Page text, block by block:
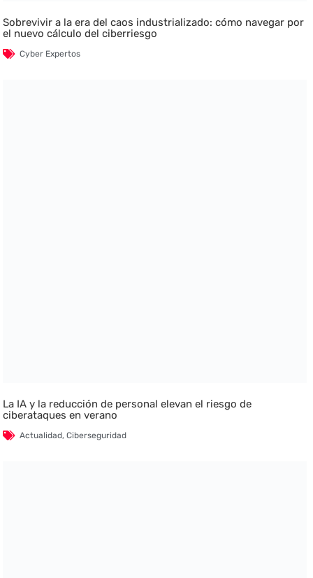
Sobrevivir a la era del caos industrializado: cómo navegar por
el nuevo cálculo del ciberriesgo
Cyber Expertos
La IA y la reducción de personal elevan el riesgo de
ciberataques en verano
Actualidad,Ciberseguridad